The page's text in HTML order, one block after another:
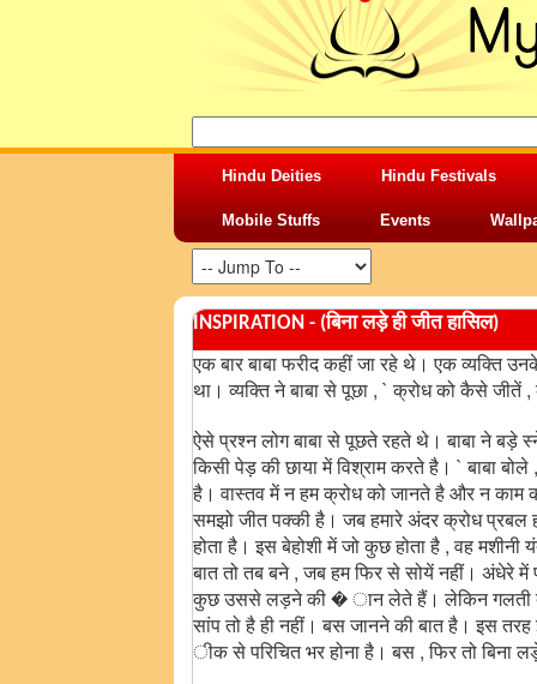
Hindu Deities Hindu Festivals
Mobile Stuffs Events
INSPIRATION - (बिना लड़े ही जीत हासिल)
एक बार बाबा फरीद कहीं जा रहे थे। एक व्यक्ति
था। व्यक्ति ने बाबा से पूछा , ` क्रोध को कैसे
ऐसे प्रश्न लोग बाबा से पूछते रहते थे। बाबा ने
किसी पेड़ की छाया में विश्राम करते है। ` बाबा
है। वास्तव में न हम क्रोध को जानते है और न काम
समझो जीत पक्की है। जब हमारे अंदर क्रोध प्रबल
होता है। इस बेहोशी में जो कुछ होता है , वह
बात तो तब बने , जब हम फिर से सोयें नहीं। अंधेरे
कुछ उससे लड़ने की � ान लेते हैं। लेकिन गलती
सांप तो है ही नहीं। बस जानने की बात है। इस
ीक से परिचित भर होना है। बस , फिर तो बिना